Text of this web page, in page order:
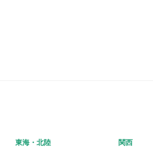
東海・北陸 関西